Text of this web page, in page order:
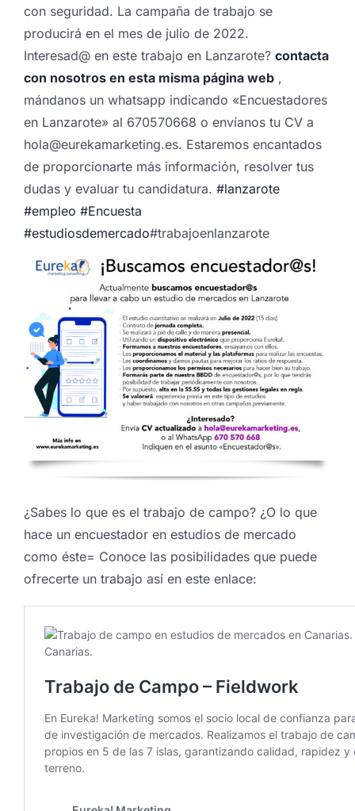
con seguridad. La campaña de trabajo se
producirá en el mes de julio de 2022.
Interesad@ en este trabajo en Lanzarote? contacta
con nosotros en esta misma página web,
mándanos un whatsapp indicando «Encuestadores
en Lanzarote» al 670570668 o envíanos tu CV a
hola@eurekamarketing.es. Estaremos encantados
de proporcionarte más información, resolver tus
dudas y evaluar tu candidatura. #lanzarote
#empleo #Encuesta
#estudiosdemercado#trabajoenlanzarote
¿Sabes lo que es el trabajo de campo? ¿O lo que
hace un encuestador en estudios de mercado
como éste= Conoce las posibilidades que puede
ofrecerte un trabajo así en este enlace: